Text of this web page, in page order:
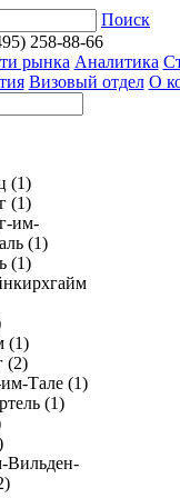
Поиск
258-88-66
рынка Аналитика
Визовый отдел О
(1)
(1)
им-
(1)
(1)
(1)
(2)
Тале (1)
(1)
Вильден-